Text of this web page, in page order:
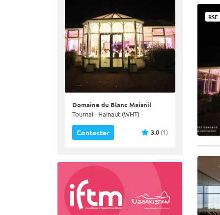
Domaine du Blanc Maisnil
Tournai - Hainaut (WHT)
Contacter 3.0 (1)
RSE